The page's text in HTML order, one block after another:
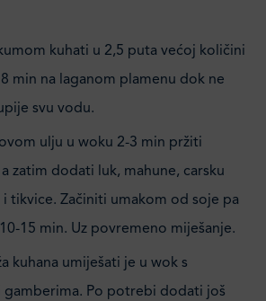
kuhati u 2,5 puta većoj količini
min na laganom plamenu dok ne
svu vodu.
ulju u woku 2-3 min pržiti
zatim dodati luk, mahune, carsku
i tikvice. Začiniti umakom od soje pa
15 min. Uz povremeno miješanje.
kuhana umiješati je u wok s
gamberima. Po potrebi dodati još